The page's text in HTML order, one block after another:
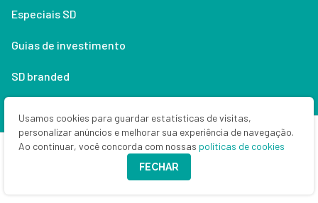
Especiais SD
Guias de investimento
SD branded
Money Times
Usamos cookies para guardar estatísticas de visitas,
personalizar anúncios e melhorar sua experiência de navegação.
Ao continuar, você concorda com nossas políticas de cookies
FECHAR